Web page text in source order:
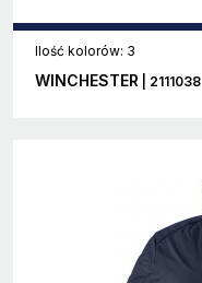
Ilość kolorów: 3
WINCHESTER | 2111038